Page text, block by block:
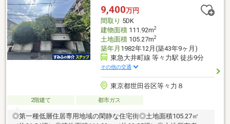
台駅前通り店まで約４２０ｍ・ローソン尾山台店まで約５３０
ｍ・世田谷九品仏郵便局まで約７２０ｍ・世田谷区等々力渓谷公
園まで約８３０ｍ
9,400万円
間取り 5DK
建物面積111.92m2
土地面積105.27m2
築年月 1982年12月(築43年9ヶ月)
東急大井町線 等々力駅 徒歩9分
その他の交通
東京都世田谷区等々力８
2階建て 都市ガス
◎第一種低層住居専用地域の閑静な住宅街◎土地面積105.27㎡